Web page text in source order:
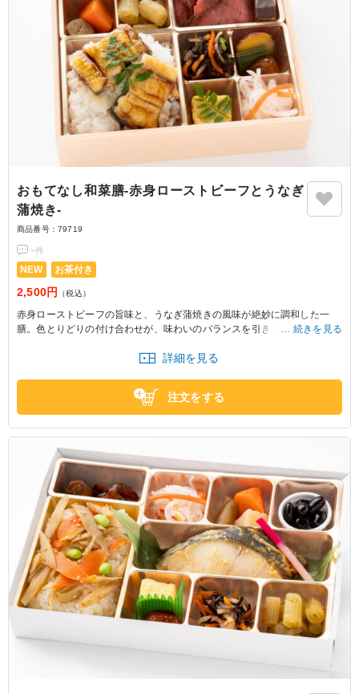
おもてなし和菜膳‐赤身ローストビーフとうなぎ
蒲焼き‐
商品番号： 79719
-件
NEW お茶付き
2,500円 （税込）
赤身ローストビーフの旨味と、うなぎ蒲焼きの風味が絶妙に調和した一
膳。色とりどりの付け合わせが、味わいのバランスを引き立てます。和ご
続きを見る
詳細を見る
注文をする